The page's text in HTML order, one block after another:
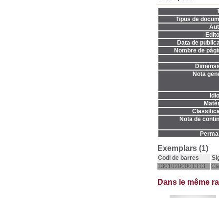
Tipus de
Data de
Nombre de
Nota
Nota de
Exemplars (1)
Codi de barres
13010200001313
Dans le même